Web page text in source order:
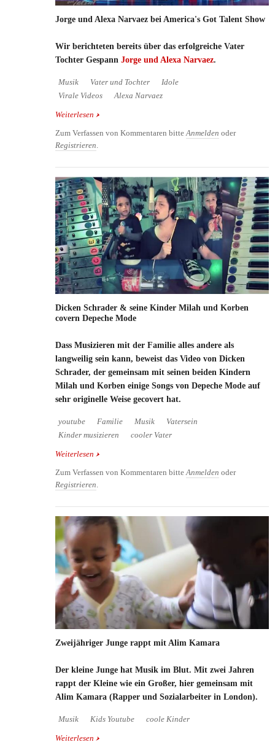
Jorge und Alexa Narvaez bei America's Got Talent Show
Wir berichteten bereits über das erfolgreiche Vater
Tochter Gespann Jorge und Alexa Narvaez.
Musik Vater und Tochter
Idole
Virale Videos
Alexa Narvaez
Weiterlesen über Jorge und Alexa Narvaez bei America's Got
Zum Verfassen von Kommentaren bitte Anmelden oder
Registrieren
Dicken Schrader & seine Kinder Milah und Korben
covern Depeche Mode
Dass Musizieren mit der Familie alles andere als
langweilig sein kann, beweist das Video von Dicken
Schrader, der gemeinsam mit seinen beiden Kindern
Milah und Korben einige Songs von Depeche Mode auf
sehr originelle Weise gecovert hat.
youtube Familie Musik
Vatersein
Kinder musizieren
cooler Vater
Weiterlesen über Dicken Schrader & seine Kinder Milah und
Zum Verfassen von Kommentaren bitteAnmelden oder
Registrieren.
Zweijähriger Junge rappt mit Alim Kamara
Der kleine Junge hat Musik im Blut. Mit zwei Jahren
rappt der Kleine wie ein Großer, hier gemeinsam mit
Alim Kamara (Rapper und Sozialarbeiter in London).
Musik Kids Youtube coole Kinder
Weiterlesen über Zweijähriger Junge rappt mit Alim Kamara